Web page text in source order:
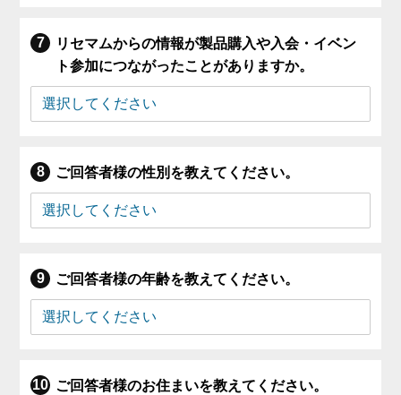
リセマムからの情報が製品購入や入会・イベン
ト参加につながったことがありますか。
ご回答者様の性別を教えてください。
ご回答者様の年齢を教えてください。
ご回答者様のお住まいを教えてください。